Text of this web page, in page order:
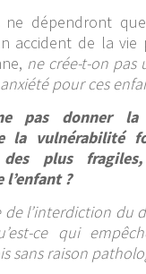
ne dépendront
accident de la vie
ne crée-t-on pas
pour ces
pas donner
la vulnérabilité
plus
l’enfant ?
de l’interdiction du
ce qui
sans raison